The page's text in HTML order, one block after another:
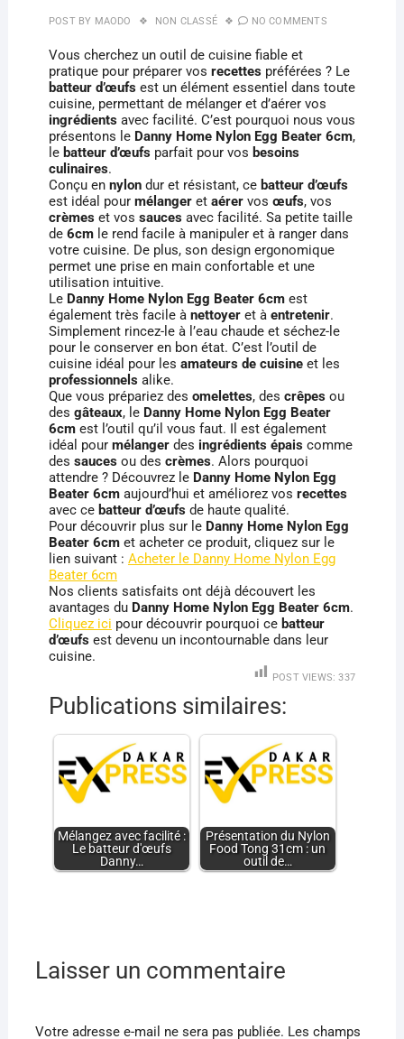
POST BY MAODO NON CLASSÉ NO COMMENTS
Vous cherchez un outil de cuisine fiable et
pratique pour préparer vos recettespréférées ? Le
batteur d’œufsest un élément essentiel dans toute
cuisine, permettant de mélanger et d’aérer vos
ingrédientsavec facilité. C’est pourquoi nous vous
présentons le Danny Home Nylon Egg Beater 6cm,
le batteur d’œufsparfait pour vos besoins
culinaires.
Conçu en nylondur et résistant, ce batteur d’œufs
est idéal pour mélangeret aérervos œufs, vos
crèmeset vos saucesavec facilité. Sa petite taille
de 6cmle rend facile à manipuler et à ranger dans
votre cuisine. De plus, son design ergonomique
permet une prise en main confortable et une
utilisation intuitive.
Le Danny Home Nylon Egg Beater 6cmest
également très facile à nettoyeret à entretenir.
Simplement rincez-le à l’eau chaude et séchez-le
pour le conserver en bon état. C’est l’outil de
cuisine idéal pour les amateurs de cuisineet les
professionnelsalike.
Que vous prépariez des omelettes, des crêpesou
des gâteaux, le Danny Home Nylon Egg Beater
6cmest l’outil qu’il vous faut. Il est également
idéal pour mélangerdes ingrédients épaiscomme
des saucesou des crèmes. Alors pourquoi
attendre ? Découvrez le Danny Home Nylon Egg
Beater 6cmaujourd’hui et améliorez vos recettes
avec ce batteur d’œufsde haute qualité.
Pour découvrir plus sur le Danny Home Nylon Egg
Beater 6cmet acheter ce produit, cliquez sur le
lien suivant : Acheter le Danny Home Nylon Egg
Beater 6cm
Nos clients satisfaits ont déjà découvert les
avantages du Danny Home Nylon Egg Beater 6cm.
Cliquez ici pour découvrir pourquoi ce batteur
d’œufsest devenu un incontournable dans leur
cuisine.
POST VIEWS: 337
Publications similaires:
Mélangez avec facilité :
Le batteur d'œufs
Danny…
Présentation du Nylon
Food Tong 31cm : un
outil de…
Laisser un commentaire
Votre adresse e-mail ne sera pas publiée. Les champs